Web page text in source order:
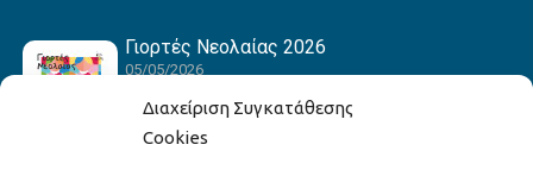
Διαχείριση Συγκατάθεσης
Cookies
Γιορτές Νεολαίας 2026
05/05/2026